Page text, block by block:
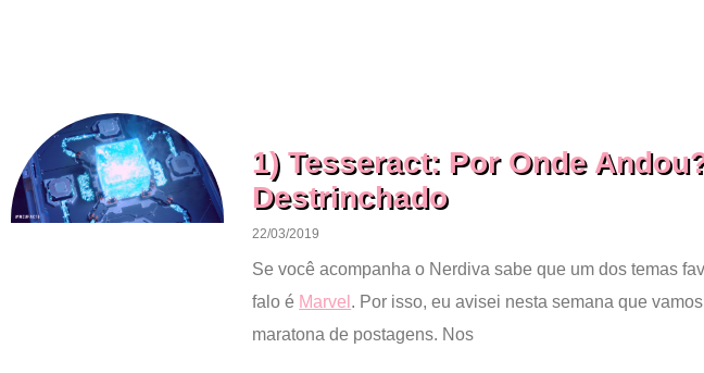
1) Tesseract: Por Onde
Destrinchado
22/03/2019
Se você acompanha o Nerdiva sabe que um dos temas
falo é Marvel . Por isso, eu avisei nesta semana que
maratona de postagens. Nos